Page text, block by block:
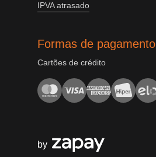
IPVA atrasado
Formas de pagamento
Cartões de crédito
by